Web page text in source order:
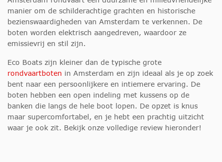
manier om de schilderachtige grachten en historische
bezienswaardigheden van Amsterdam te verkennen. De
boten worden elektrisch aangedreven, waardoor ze
emissievrij en stil zijn.
Eco Boats zijn kleiner dan de typische grote
rondvaartboten in Amsterdam en zijn ideaal als je op zoek
bent naar een persoonlijkere en intiemere ervaring. De
boten hebben een open indeling met kussens op de
banken die langs de hele boot lopen. De opzet is knus
maar supercomfortabel, en je hebt een prachtig uitzicht
waar je ook zit. Bekijk onze volledige review hieronder!